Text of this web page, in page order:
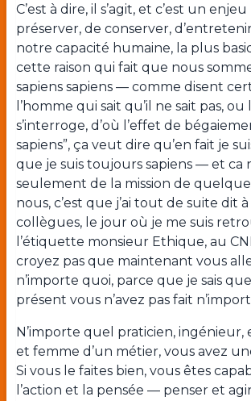
C’est à dire, il s’agit, et c’est un
préserver, de conserver,
notre capacité humaine, la plus
cette raison qui fait que nous
sapiens sapiens — comme disent
l’homme qui sait qu’il ne sait pas,
s’interroge, d’où l’effet de
sapiens”, ça veut dire qu’en fait je
que je suis toujours sapiens — et ca
seulement de la mission de
nous, c’est que j’ai tout de suite dit
collègues, le jour où je me suis
l’étiquette monsieur Ethique, au
croyez pas que maintenant vous
n’importe quoi, parce que je sais
présent vous n’avez pas fait
N’importe quel praticien, ingénieur,
et femme d’un métier, vous avez
Si vous le faites bien, vous êtes
l’action et la pensée — penser et